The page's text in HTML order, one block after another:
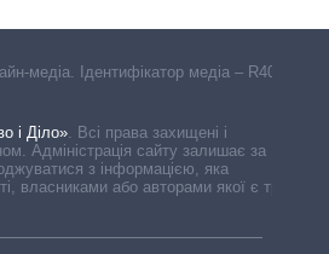
медіа. Ідентифікатор медіа – R40-
і Діло» Всі права захищені і
Адміністрація сайту залишає за
з інформацією, яка
власниками або авторами якої є треті